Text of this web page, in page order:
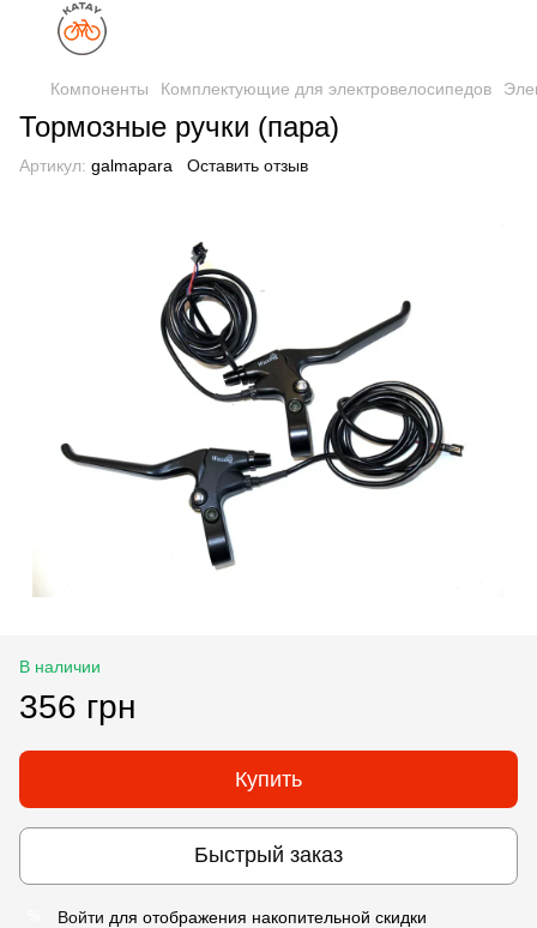
Компоненты Комплектующие для электровелосипедов
Тормозные ручки (пара)
Артикул: galmapara Оставить отзыв
В наличии
356 грн
Купить
Быстрый заказ
Войти для отображения накопительной скидки